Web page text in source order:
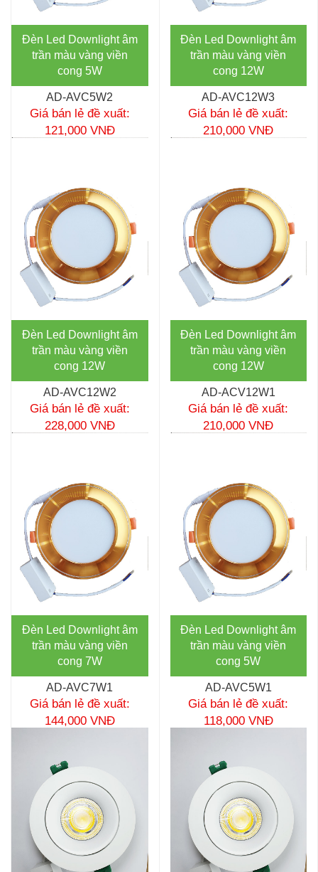
Đèn Led Downlight âm
trần màu vàng viền
cong 5W
AD-AVC5W2
Giá bán lẻ đề xuất:
121,000 VNĐ
Đèn Led Downlight âm
trần màu vàng viền
cong 12W
AD-AVC12W3
Giá bán lẻ đề xuất:
210,000 VNĐ
Đèn Led Downlight âm
trần màu vàng viền
cong 12W
AD-AVC12W2
Giá bán lẻ đề xuất:
228,000 VNĐ
Đèn Led Downlight âm
trần màu vàng viền
cong 12W
AD-ACV12W1
Giá bán lẻ đề xuất:
210,000 VNĐ
Đèn Led Downlight âm
trần màu vàng viền
cong 7W
AD-AVC7W1
Giá bán lẻ đề xuất:
144,000 VNĐ
Đèn Led Downlight âm
trần màu vàng viền
cong 5W
AD-AVC5W1
Giá bán lẻ đề xuất:
118,000 VNĐ